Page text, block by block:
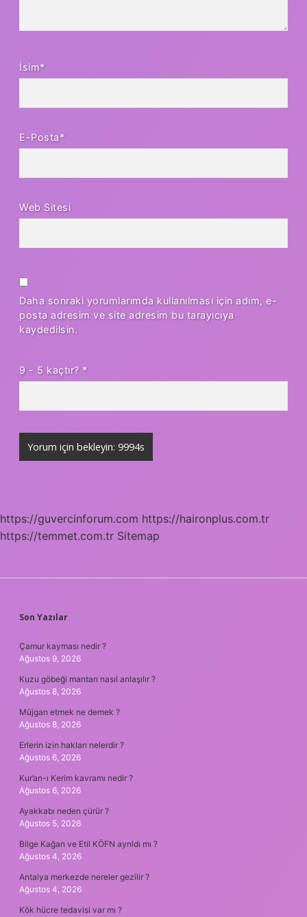
İsim*
E-Posta*
Web Sitesi
Daha sonraki yorumlarımda kullanılması için adım, e-
posta adresim ve site adresim bu tarayıcıya
kaydedilsin.
9 - 5 kaçtır? *
https://guvercinforum.com https://haironplus.com.tr
https://temmet.com.tr Sitemap
SIDEBAR
Son Yazılar
Çamur kayması nedir ?
Ağustos 9, 2026
Kuzu göbeği mantarı nasıl anlaşılır ?
Ağustos 8, 2026
Müjgan etmek ne demek ?
Ağustos 8, 2026
Erlerin izin hakları nelerdir ?
Ağustos 6, 2026
Kur’an-ı Kerim kavramı nedir ?
Ağustos 6, 2026
Ayakkabı neden çürür ?
Ağustos 5, 2026
Bilge Kağan ve Etil KÖFN ayrıldı mı ?
Ağustos 4, 2026
Antalya merkezde nereler gezilir ?
Ağustos 4, 2026
Kök hücre tedavisi var mı ?